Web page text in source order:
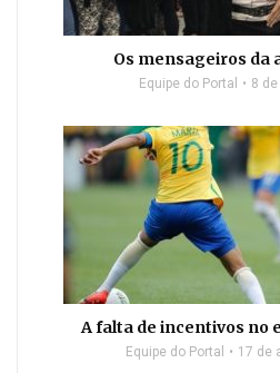
Os mensageiros da
Equipe do Portal 8
A falta de incentivos no
Equipe do Portal 17 de